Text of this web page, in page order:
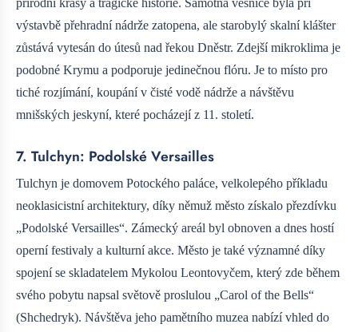
výstavbě přehradní nádrže zatopena, ale starobylý skalní klášter
zůstává vytesán do útesů nad řekou Dněstr. Zdejší mikroklima je
podobné Krymu a podporuje jedinečnou flóru. Je to místo pro
tiché rozjímání, koupání v čisté vodě nádrže a návštěvu
mnišských jeskyní, které pocházejí z 11. století.
7. Tulchyn: Podolské Versailles
Tulchyn je domovem Potockého paláce, velkolepého příkladu
neoklasicistní architektury, díky němuž město získalo přezdívku
„Podolské Versailles“. Zámecký areál byl obnoven a dnes hostí
operní festivaly a kulturní akce. Město je také významné díky
spojení se skladatelem Mykolou Leontovyčem, který zde během
svého pobytu napsal světově proslulou „Carol of the Bells“
(Shchedryk). Návštěva jeho pamětního muzea nabízí vhled do